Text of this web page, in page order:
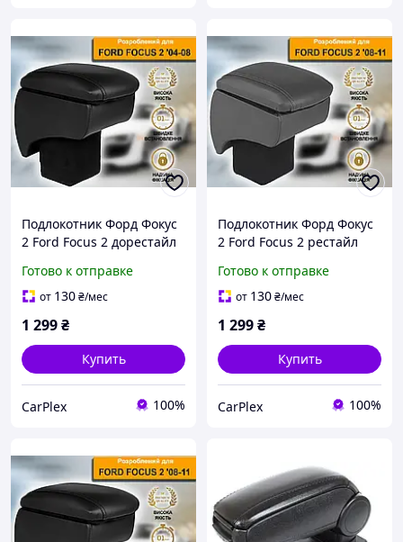
Подлокотник Форд Фокус
2 Ford Focus 2 дорестайл
Готово к отправке
от 130₴/мес
1 299₴
Купить
CarPlex 100%
Подлокотник Форд Фокус
2 Ford Focus 2 рестайл
Готово к отправке
от 130₴/мес
1 299₴
Купить
CarPlex 100%